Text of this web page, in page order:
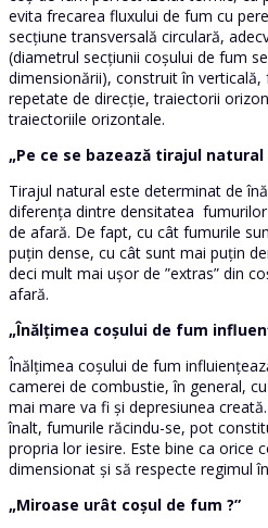
evita frecarea fluxului de fum cu
secțiune transversală circulară,
(diametrul secțiunii coșului de fum
dimensionării), construit în verticală,
repetate de direcție, traiectorii
traiectoriile orizontale.
„Pe ce se bazează tirajul natural
Tirajul natural este determinat de
diferența dintre densitatea
de afară. De fapt, cu cât fumurile
puțin dense, cu cât sunt mai puțin
deci mult mai ușor de ”extras” din
afară.
„Înălțimea coșului de fum
Înălțimea coșului de fum
camerei de combustie, în general,
mai mare va fi și depresiunea
înalt, fumurile răcindu-se, pot
propria lor iesire. Este bine ca orice
dimensionat și să respecte regimul
„Miroase urât coșul de fum ?”